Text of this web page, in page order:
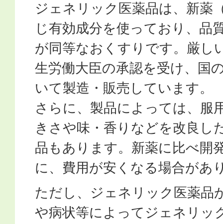
ジェネリック医薬品は、新薬
じ有効成分を使っており、品
が同等なおくすりです。厳し
生労働大臣の承認を受け、国
いて製造・販売しています。
さらに、製品によっては、服
きさや味・香りなどを改良し
品もあります。新薬に比べ開
に、費用が安くなる場合があ
ただし、ジェネリック医薬品
や病状等によってジェネリッ